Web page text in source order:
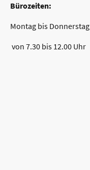
Bürozeiten:
Montag bis Donnerstag
von 7.30 bis 12.00 Uhr